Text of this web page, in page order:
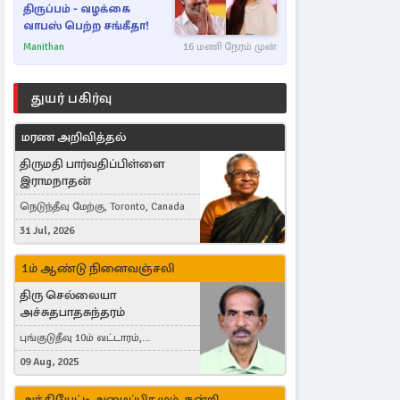
திருப்பம் - வழக்கை
வாபஸ் பெற்ற சங்கீதா!
Manithan 16 மணி நேரம் முன்
துயர் பகிர்வு
மரண அறிவித்தல்
திருமதி பார்வதிப்பிள்ளை
இராமநாதன்
நெடுந்தீவு மேற்கு, Toronto, Canada
31 Jul, 2026
1ம் ஆண்டு நினைவஞ்சலி
திரு செல்லையா
அச்சுதபாதசுந்தரம்
புங்குடுதீவு 10ம் வட்டாரம்,
கொள்ளுப்பிட்டி
09 Aug, 2025